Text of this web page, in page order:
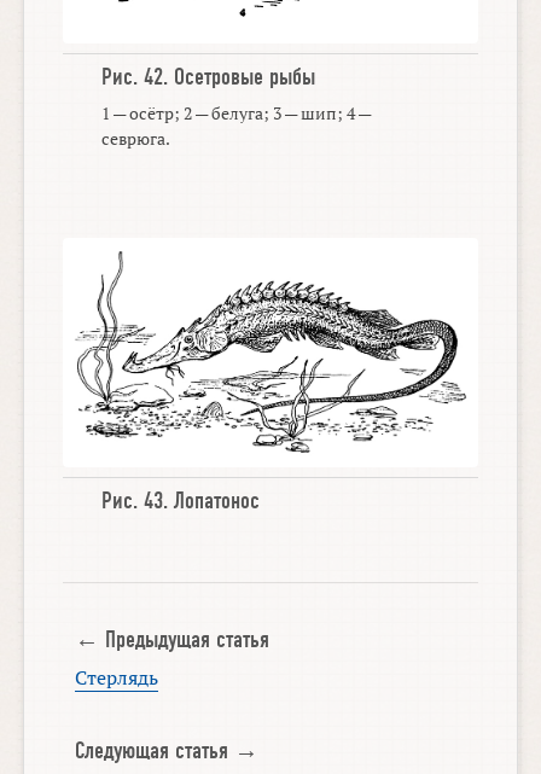
Рис. 42. Осетровые рыбы
1 — осётр; 2 — белуга; 3 — шип; 4 —
севрюга.
Рис. 43.Лопатонос
← Предыдущая статья
Стерлядь
Следующая статья →